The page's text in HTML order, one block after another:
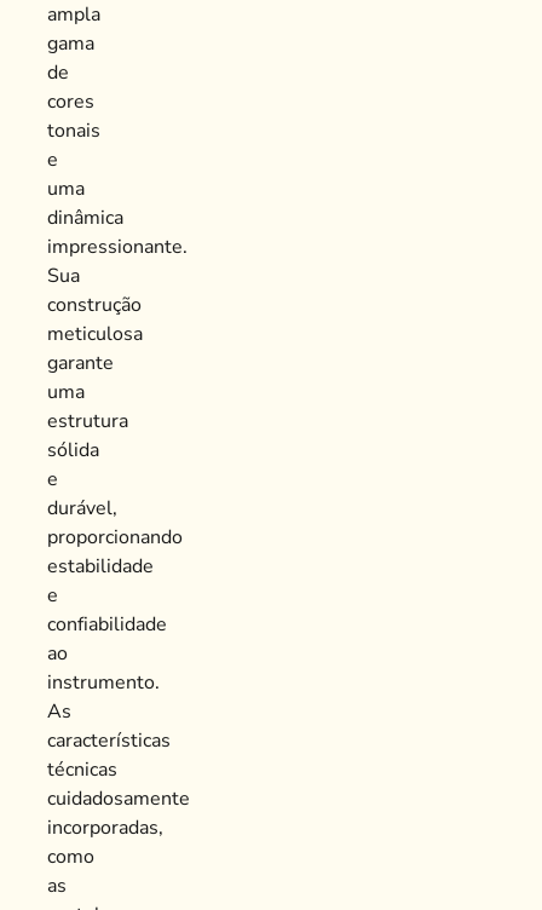
ampla
gama
de
cores
tonais
e
uma
dinâmica
impressionante.
Sua
construção
meticulosa
garante
uma
estrutura
sólida
e
durável,
proporcionando
estabilidade
e
confiabilidade
ao
instrumento.
As
características
técnicas
cuidadosamente
incorporadas,
como
as